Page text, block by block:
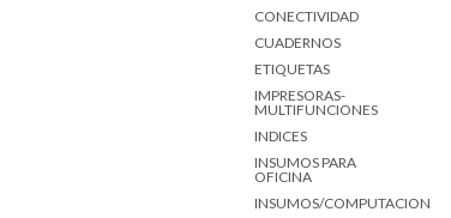
CONECTIVIDAD
CUADERNOS
ETIQUETAS
IMPRESORAS-
MULTIFUNCIONES
INDICES
INSUMOS PARA
OFICINA
INSUMOS/COMPUTACION